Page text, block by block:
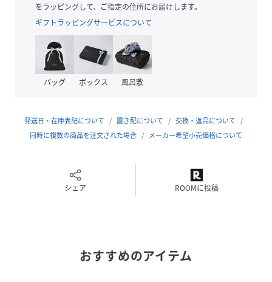
※フリンジの長さが画像より10cmほど長くなります。予め
ご了承ください。
■FABRIC
表地：フィラメントキュプラ糸を使用したバックサテンジャ
ます。
キュプラ特有のきしみと滑りが着心地の良さをもたらし、上
レイヤードしてももたつかない薄手のものを使用。
が商品に近いお色味です。予めご了承ください。
をラッピングして、ご指定の住所にお届けします。
ギフトラッピングサービスについて
バッグ ボックス 風呂敷
発送日・在庫表記について 置き配について
交換・返品について
同時に複数の商品を注文された場合
メーカー希望小売価格について
シェア ROOMに投稿
おすすめのアイテム